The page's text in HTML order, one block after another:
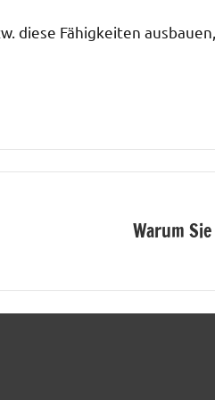
diese Fähigkeiten
Warum